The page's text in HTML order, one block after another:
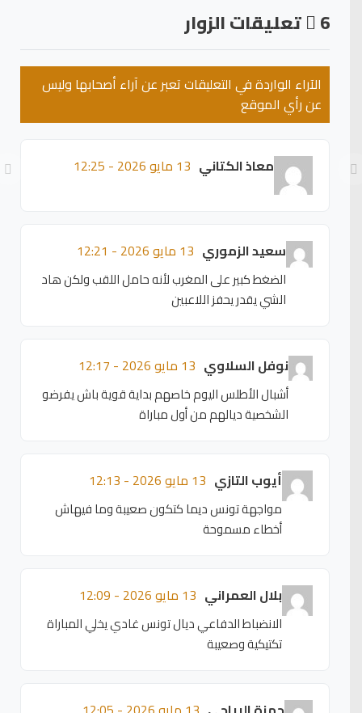
6 تعليقات الزوار
الآراء الواردة في التعليقات تعبر عن آراء أصحابها وليس
عن رأي الموقع
معاذ الكتاني 13 مايو 2026 - 12:25
سعيد الزموري 13 مايو 2026 - 12:21
الضغط كبير على المغرب لأنه حامل اللقب ولكن هاد
الشي يقدر يحفز اللاعبين
نوفل السلاوي 13 مايو 2026 - 12:17
أشبال الأطلس اليوم خاصهم بداية قوية باش يفرضو
الشخصية ديالهم من أول مباراة
أيوب التازي 13 مايو 2026 - 12:13
مواجهة تونس ديما كتكون صعيبة وما فيهاش
أخطاء مسموحة
بلال العمراني 13 مايو 2026 - 12:09
الانضباط الدفاعي ديال تونس غادي يخلي المباراة
تكتيكية وصعيبة